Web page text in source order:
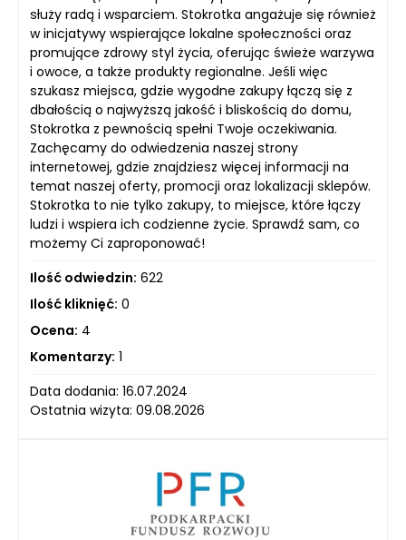
służy radą i wsparciem. Stokrotka angażuje się również
w inicjatywy wspierające lokalne społeczności oraz
promujące zdrowy styl życia, oferując świeże warzywa
i owoce, a także produkty regionalne. Jeśli więc
szukasz miejsca, gdzie wygodne zakupy łączą się z
dbałością o najwyższą jakość i bliskością do domu,
Stokrotka z pewnością spełni Twoje oczekiwania.
Zachęcamy do odwiedzenia naszej strony
internetowej, gdzie znajdziesz więcej informacji na
temat naszej oferty, promocji oraz lokalizacji sklepów.
Stokrotka to nie tylko zakupy, to miejsce, które łączy
ludzi i wspiera ich codzienne życie. Sprawdź sam, co
możemy Ci zaproponować!
Ilość odwiedzin: 622
Ilość kliknięć: 0
Ocena: 4
Komentarzy: 1
Data dodania: 16.07.2024
Ostatnia wizyta: 09.08.2026